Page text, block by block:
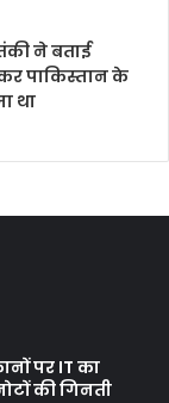
ने बताई
पाकिस्तान के
था
पर IT का
की गिनती